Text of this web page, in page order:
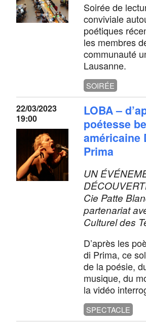
Soirée de
conviviale
poétiques
les membres
communauté
Lausanne.
SOIRÉE
22/03/2023
19:00
LOBA –
poétesse
américaine
Prima
UN
Cie Patte
partenariat
Culturel des
D’après les
di Prima, ce
de la poésie,
musique, du
la vidéo
SPECTACLE